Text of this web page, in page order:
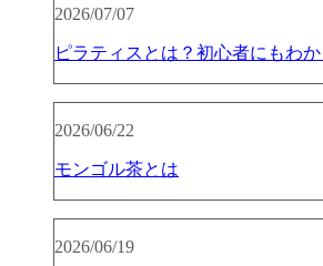
2026/07/07
ピラティスとは？初心者にもわ
2026/06/22
モンゴル茶とは
2026/06/19